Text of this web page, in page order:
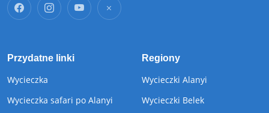
Przydatne linki
Wycieczka
Wycieczka safari po Alanyi
Regiony
Wycieczki Alanyi
Wycieczki Belek